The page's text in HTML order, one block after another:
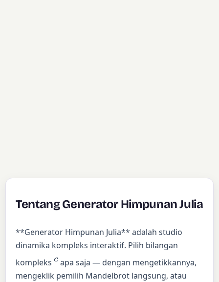
Tentang Generator Himpunan Julia
**Generator Himpunan Julia** adalah studio
dinamika kompleks interaktif. Pilih bilangan
komplekscapa saja — dengan mengetikkannya,
mengeklik pemilih Mandelbrot langsung, atau